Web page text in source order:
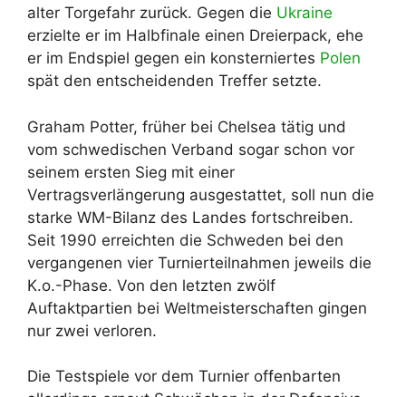
alter Torgefahr zurück. Gegen die Ukraine
erzielte er im Halbfinale einen Dreierpack, ehe
er im Endspiel gegen ein konsterniertes Polen
spät den entscheidenden Treffer setzte.
Graham Potter, früher bei Chelsea tätig und
vom schwedischen Verband sogar schon vor
seinem ersten Sieg mit einer
Vertragsverlängerung ausgestattet, soll nun die
starke WM-Bilanz des Landes fortschreiben.
Seit 1990 erreichten die Schweden bei den
vergangenen vier Turnierteilnahmen jeweils die
K.o.-Phase. Von den letzten zwölf
Auftaktpartien bei Weltmeisterschaften gingen
nur zwei verloren.
Die Testspiele vor dem Turnier offenbarten